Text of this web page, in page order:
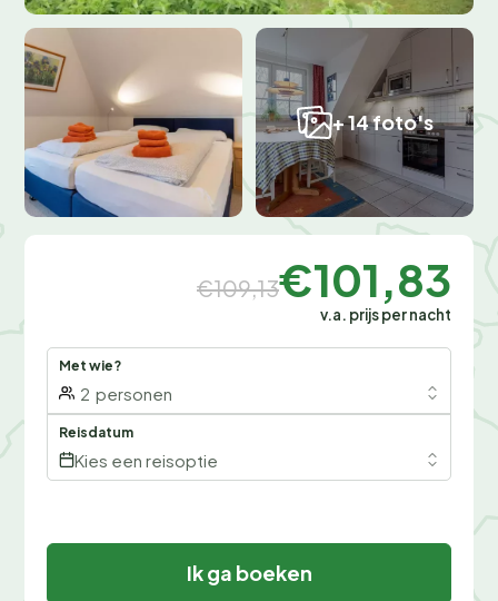
+ 14 foto's
€109,13€101,83
v.a. prijs per nacht
Met wie?
2 personen
Reisdatum
Kies een reisoptie
Ik ga boeken